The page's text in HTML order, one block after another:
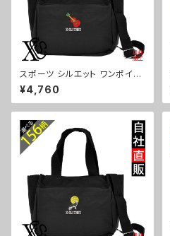
スポーツ シルエット ワンポイン
ト 刺繍トート ショルダーバッグ
カジュアル 軽量 レディース メン
ズ 雑貨 グッズ 自社ブランド 柄
バスケ テニス 和太鼓 大相撲 or
i-a-bg181-b08-s
¥4,760